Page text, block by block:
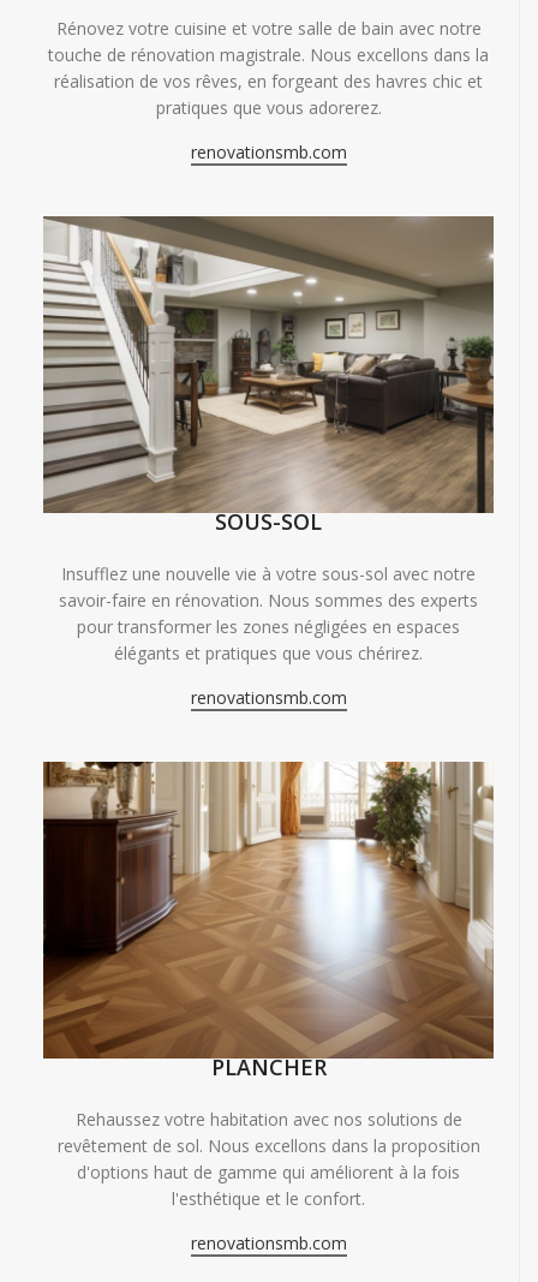
Rénovez votre cuisine et votre salle de bain avec notre
touche de rénovation magistrale. Nous excellons dans la
réalisation de vos rêves, en forgeant des havres chic et
pratiques que vous adorerez.
renovationsmb.com
SOUS-SOL
Insufflez une nouvelle vie à votre sous-sol avec notre
savoir-faire en rénovation. Nous sommes des experts
pour transformer les zones négligées en espaces
élégants et pratiques que vous chérirez.
renovationsmb.com
PLANCHER
Rehaussez votre habitation avec nos solutions de
revêtement de sol. Nous excellons dans la proposition
d'options haut de gamme qui améliorent à la fois
l'esthétique et le confort.
renovationsmb.com